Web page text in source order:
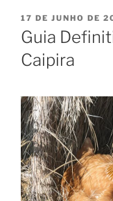
PUBLICADO
EM
17 DE JUNHO DE
Guia
Caipira